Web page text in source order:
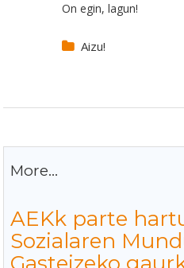
On egin, lagun!
Aizu!
More...
AEKk parte
Sozialaren